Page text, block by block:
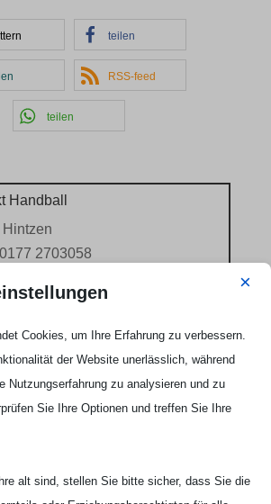
teilen
RSS-feed
teilen
Handball
2703058
×
Cookies, um Ihre Erfahrung zu verbessern.
der Website unerlässlich, während
Nutzungserfahrung zu analysieren und zu
Sie Ihre Optionen und treffen Sie Ihre
alt sind, stellen Sie bitte sicher, dass Sie die